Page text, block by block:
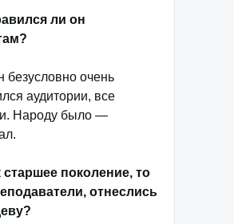
ли он
очень
аудитории, все
Народу было —
поколение, то
отнеслись